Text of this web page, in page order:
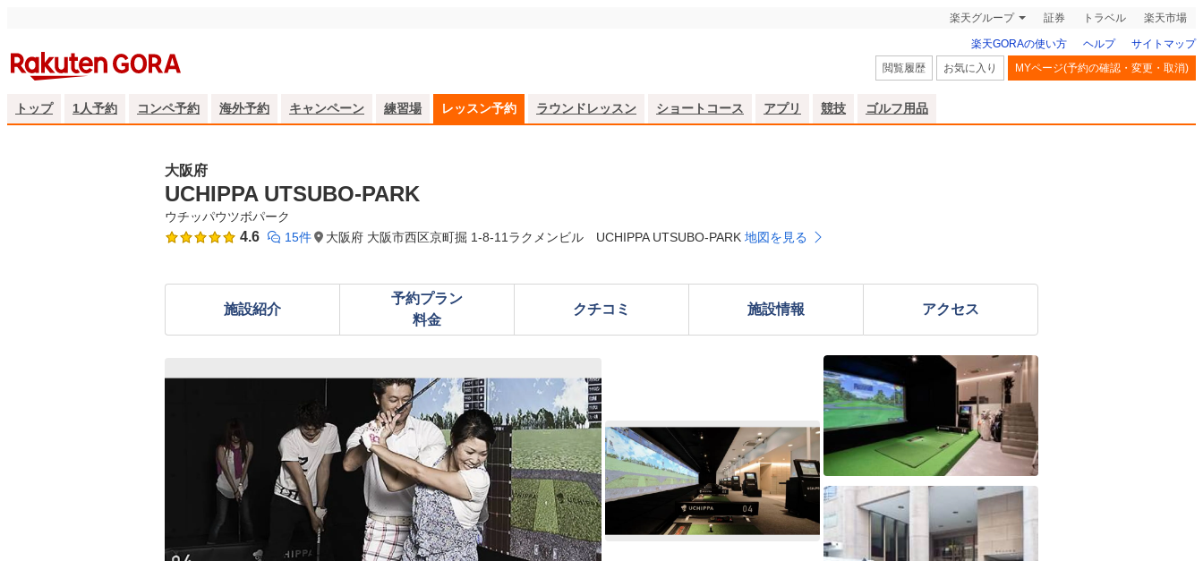
楽天グループ 証券 トラベル 楽天市場
楽天GORAの使い方 ヘルプ
サイトマップ
閲覧履歴
お気に入り MYページ(予約の確認・変更・取消)
トップ 1人予約 コンペ予約 海外予約 キャンペーン 練習場 レッスン予約 ラウンドレッスン ショートコース アプリ 競技 ゴルフ用品
大阪府
UCHIPPA UTSUBO-PARK
ウチッパウツボパーク
4.6 15件 大阪府 大阪市西区京町掘 1-8-11ラクメンビル UCHIPPA UTSUBO-PARK 地図を見る
施設紹介
予約プラン
料金
クチコミ 施設情報 アクセス